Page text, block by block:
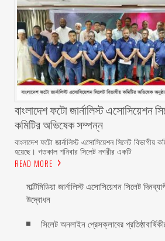
বাংলাদেশ ফটো জার্নালিস্ট এসোসিয়েশন
কমিটির অভিষেক সম্পন্ন
বাংলাদেশ ফটো জার্নালিস্ট এসোসিয়েশন সিলেট বিভাগীয়
হয়েছে। গতকাল শনিবার সিলেট নগরীর একটি
READ MORE
মাল্টিমিডিয়া জার্নালিস্ট এসোসিয়েশন সিলেট
উদ্বোধন
সিলেট অনলাইন প্রেসক্লাবের